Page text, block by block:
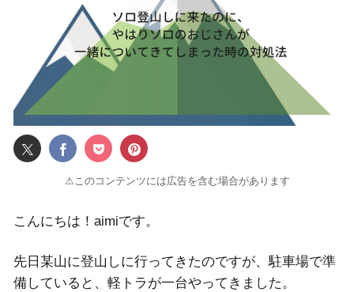
⚠このコンテンツには広告を含む場合があります
こんにちは！aimiです。
先日某山に登山しに行ってきたのですが、駐車場で準
備していると、軽トラが一台やってきました。